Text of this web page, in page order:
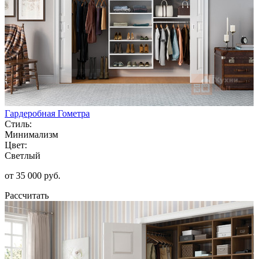
Гардеробная Гометра
Стиль:
Минимализм
Цвет:
Светлый
от 35 000 руб.
Рассчитать